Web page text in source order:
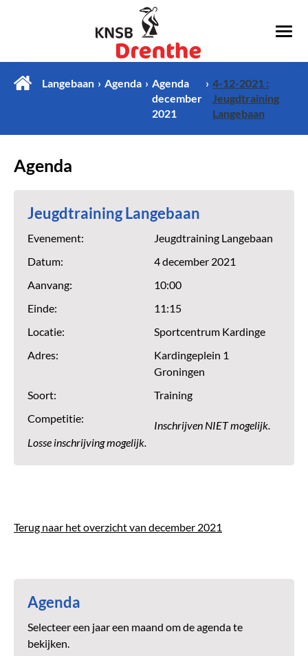
Langebaan Agenda
Agenda
december
2021
4-12-2021 :
Jeugdtraining
Langebaan
Agenda
Jeugdtraining Langebaan
Evenement:
Jeugdtraining Langebaan
Datum:
4 december 2021
Aanvang:
10:00
Einde:
11:15
Locatie:
Sportcentrum Kardinge
Adres:
Kardingeplein 1
Groningen
Soort:
Training
Competitie:
Inschrijven NIET mogelijk.
Losse inschrijving mogelijk.
Terug naar het overzicht van december 2021
Agenda
Selecteer een jaar een maand om de agenda te
bekijken.